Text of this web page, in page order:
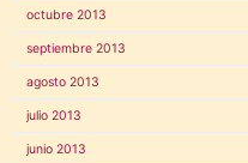
octubre 2013
septiembre 2013
agosto 2013
julio 2013
junio 2013